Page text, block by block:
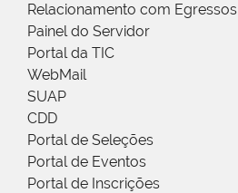
Relacionamento com Egressos
Painel do Servidor
Portal da TIC
WebMail
SUAP
CDD
Portal de Seleções
Portal de Eventos
Portal de Inscrições